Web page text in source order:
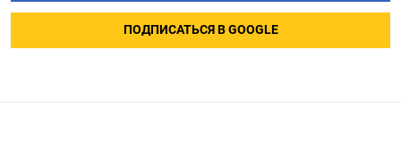
ПОДПИСАТЬСЯ В GOOGLE